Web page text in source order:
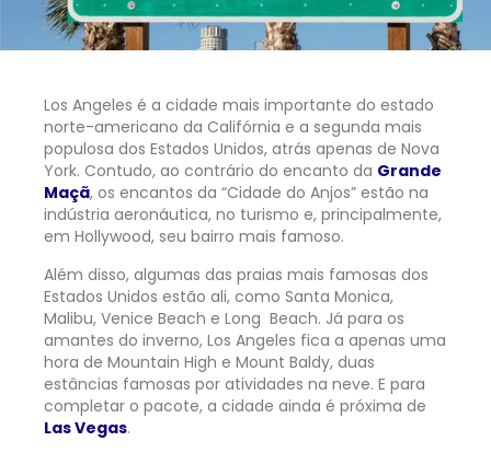
Los Angeles é a cidade mais importante do estado
norte-americano da Califórnia e a segunda mais
populosa dos Estados Unidos, atrás apenas de Nova
York. Contudo, ao contrário do encanto da Grande
Maçã, os encantos da “Cidade do Anjos” estão na
indústria aeronáutica, no turismo e, principalmente,
em Hollywood, seu bairro mais famoso.
Além disso, algumas das praias mais famosas dos
Estados Unidos estão ali, como Santa Monica,
Malibu, Venice Beach e Long Beach. Já para os
amantes do inverno, Los Angeles fica a apenas uma
hora de Mountain High e Mount Baldy, duas
estâncias famosas por atividades na neve. E para
completar o pacote, a cidade ainda é próxima de
Las Vegas.